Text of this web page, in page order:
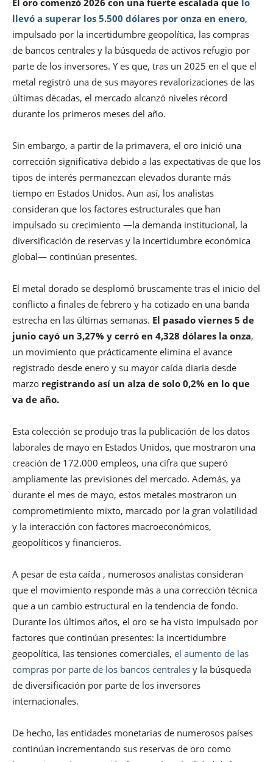
El oro comenzó 2026 con una fuerte escalada que lo
llevó a superar los 5.500 dólares por onza en enero,
impulsado por la incertidumbre geopolítica, las compras
de bancos centrales y la búsqueda de activos refugio por
parte de los inversores. Y es que, tras un 2025 en el que el
metal registró una de sus mayores revalorizaciones de las
últimas décadas, el mercado alcanzó niveles récord
durante los primeros meses del año.
Sin embargo, a partir de la primavera, el oro inició una
corrección significativa debido a las expectativas de que los
tipos de interés permanezcan elevados durante más
tiempo en Estados Unidos. Aun así, los analistas
consideran que los factores estructurales que han
impulsado su crecimiento —la demanda institucional, la
diversificación de reservas y la incertidumbre económica
global— continúan presentes.
El metal dorado se desplomó bruscamente tras el inicio del
conflicto a finales de febrero y ha cotizado en una banda
estrecha en las últimas semanas. El pasado viernes 5 de
junio cayó un 3,27% y cerró en 4,328 dólares la onza,
un movimiento que prácticamente elimina el avance
registrado desde enero y su mayor caída diaria desde
marzo registrando así un alza de solo 0,2% en lo que
va de año.
Esta colección se produjo tras la publicación de los datos
laborales de mayo en Estados Unidos, que mostraron una
creación de 172.000 empleos, una cifra que superó
ampliamente las previsiones del mercado. Además, ya
durante el mes de mayo, estos metales mostraron un
comprometimiento mixto, marcado por la gran volatilidad
y la interacción con factores macroeconómicos,
geopolíticos y financieros.
A pesar de esta caída , numerosos analistas consideran
que el movimiento responde más a una corrección técnica
que a un cambio estructural en la tendencia de fondo.
Durante los últimos años, el oro se ha visto impulsado por
factores que continúan presentes: la incertidumbre
geopolítica, las tensiones comerciales, el aumento de las
compras por parte de los bancos centrales y la búsqueda
de diversificación por parte de los inversores
internacionales.
De hecho, las entidades monetarias de numerosos países
continúan incrementando sus reservas de oro como